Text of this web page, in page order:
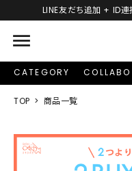
LINE友だち追加 + ID連
menu
CATEGORY COLLABO
TOP 商品一覧